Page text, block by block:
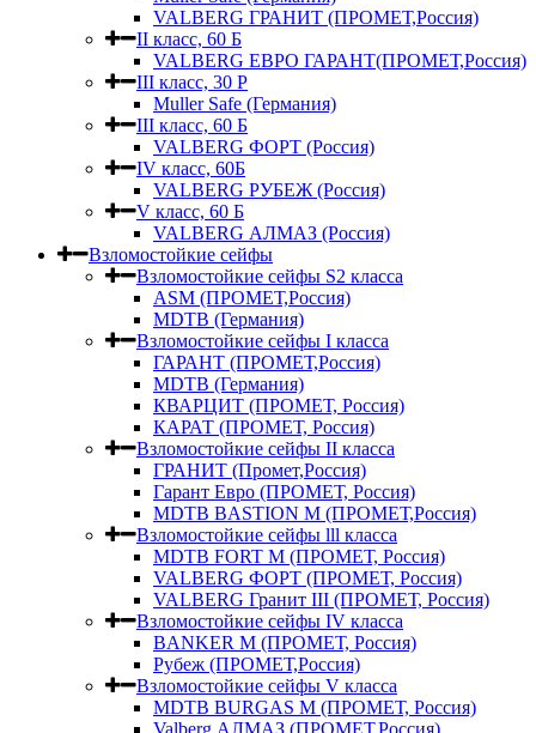
VALBERG ГРАНИТ (ПРОМЕТ,Россия)
II класс, 60 Б
VALBERG ЕВРО ГАРАНТ(ПРОМЕТ,Россия)
III класс, 30 Р
Muller Safe (Германия)
III класс, 60 Б
VALBERG ФОРТ (Россия)
IV класс, 60Б
VALBERG РУБЕЖ (Россия)
V класс, 60 Б
VALBERG АЛМАЗ (Россия)
Взломостойкие сейфы
Взломостойкие сейфы S2 класса
ASM (ПРОМЕТ,Россия)
MDTB (Германия)
Взломостойкие сейфы I класса
ГАРАНТ (ПРОМЕТ,Россия)
MDTB (Германия)
КВАРЦИТ (ПРОМЕТ, Россия)
КАРАТ (ПРОМЕТ, Россия)
Взломостойкие сейфы II класса
ГРАНИТ (Промет,Россия)
Гарант Евро (ПРОМЕТ, Россия)
MDTB BASTION M (ПРОМЕТ,Россия)
Взломостойкие сейфы lll класса
MDTB FORT M (ПРОМЕТ, Россия)
VALBERG ФОРТ (ПРОМЕТ, Россия)
VALBERG Гранит III (ПРОМЕТ, Россия)
Взломостойкие сейфы IV класса
BANKER M (ПРОМЕТ, Россия)
Рубеж (ПРОМЕТ,Россия)
Взломостойкие сейфы V класса
MDTB BURGAS M (ПРОМЕТ, Россия)
Valberg АЛМАЗ (ПРОМЕТ,Россия)